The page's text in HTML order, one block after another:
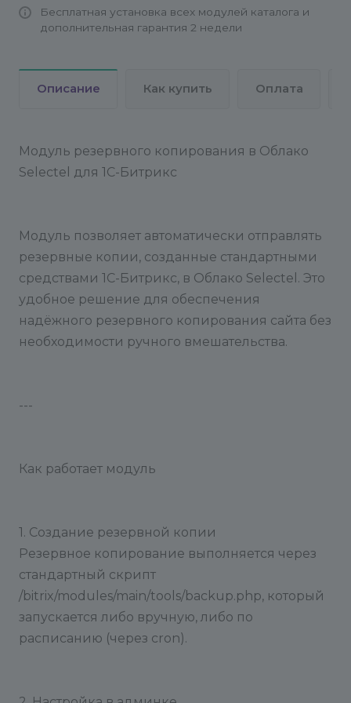
>> /dev/nullБолее подробно о настройке
резервного копирования из командной строки
Базовый" на официальном сайте 1С-Битрикс:
Резервное копирование из командной строки
будут автоматически отправляться в указанную
директорию в Selectel.
Бесплатная установка всех модулей каталога и
дополнительная гарантия 2 недели
Описание Как купить Оплата
Модуль резервного копирования в Облако
Selectel для 1С-Битрикс
Модуль позволяет автоматически отправлять
резервные копии, созданные стандартными
средствами 1С-Битрикс, в Облако Selectel. Это
удобное решение для обеспечения
надёжного резервного копирования сайта без
необходимости ручного вмешательства.
---
Как работает модуль
1. Создание резервной копии
Резервное копирование выполняется через
стандартный скрипт
/bitrix/modules/main/tools/backup.php, который
запускается либо вручную, либо по
расписанию (через cron).